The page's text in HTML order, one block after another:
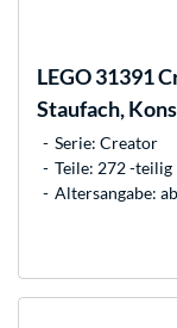
LEGO31391
Staufach,
Serie: Creator
Teile: 272 -teilig
Altersangabe: